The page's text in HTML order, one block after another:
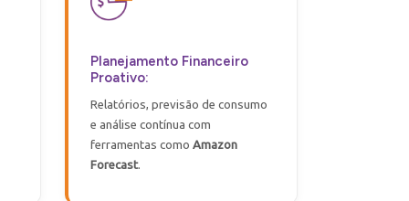
Planejamento Financeiro
Proativo:
Relatórios, previsão de consumo
e análise contínua com
ferramentas como Amazon
Forecast.